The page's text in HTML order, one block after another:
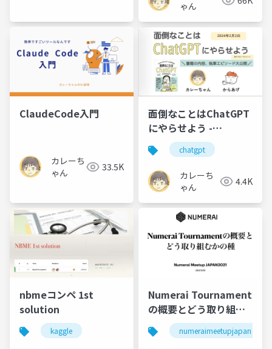
ゃん
ClaudeCode入門
カレーち
ゃん
33.5K
面倒なことはChatGPT
にやらせよう -
Forkwell Library
#42（後半）
chatgpt
カレーち
ゃん
4.4K
nbmeコンペ 1st
solution
kaggle
Numerai Tournament
の概要とどう取り組む
かの種numeraimeetupjapan